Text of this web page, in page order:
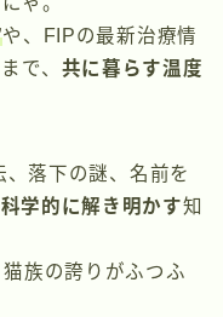
や、FIPの最新治療情
で、 共に暮らす温度
落下の謎、名前を
学的に解き明かす知
族の誇りがふつふ